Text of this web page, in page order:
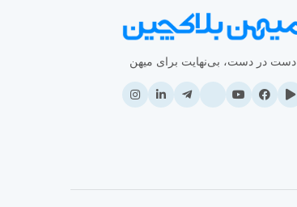
دست در دست، بی‌نهایت برای میهن